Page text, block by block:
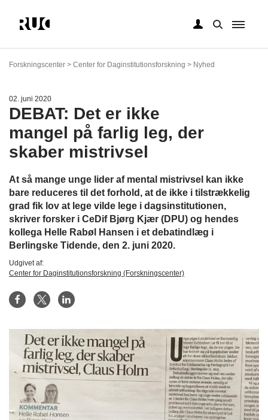
hovedindhold
Forskningscenter > Center for Daginstitutionsforskning > Nyhed
02. juni 2020
DEBAT: Det er ikke
mangel på farlig leg, der
skaber mistrivsel
At så mange unge lider af mental mistrivsel kan ikke
bare reduceres til det forhold, at de ikke i tilstrækkelig
grad fik lov at lege vilde lege i dagsinstitutionen,
skriver forsker i CeDif Bjørg Kjær (DPU) og hendes
kollega Helle Rabøl Hansen i et debatindlæg i
Berlingske Tidende, den 2. juni 2020.
Udgivet af:
Center for Daginstitutionsforskning (Forskningscenter)